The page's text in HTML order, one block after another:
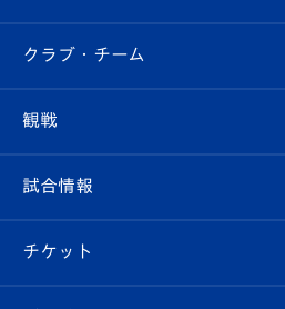
すべて
クラブ
試合情報
クラブ・チーム
クラブ概要
エンブレム紹介
観戦
観戦ルール
はじめての観戦ガイド
試合情報
試合日程/結果
チケット